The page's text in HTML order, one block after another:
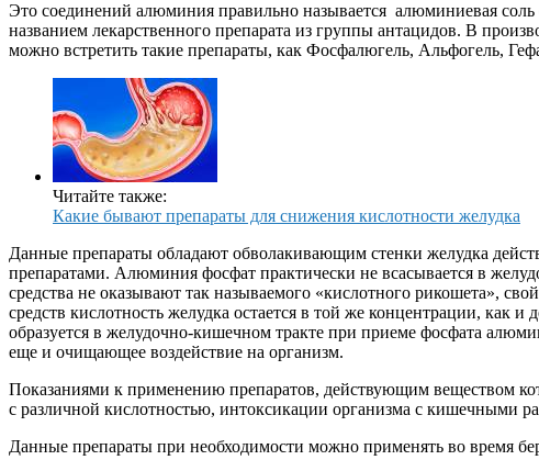
Это соединений алюминия правильно называется алюминиевая
названием лекарственного препарата из группы антацидов. В
можно встретить такие препараты, как Фосфалюгель, Альфогель,
Читайте также:
Какие бывают препараты для снижения кислотности желудка
Данные препараты обладают обволакивающим стенки желудка
препаратами. Алюминия фосфат практически не всасывается в
средства не оказывают так называемого «кислотного рикошета»,
средств кислотность желудка остается в той же концентрации, как
образуется в желудочно-кишечном тракте при приеме фосфата
еще и очищающее воздействие на организм.
Показаниями к применению препаратов, действующим веществом
с различной кислотностью, интоксикации организма с кишечными
Данные препараты при необходимости можно применять во время